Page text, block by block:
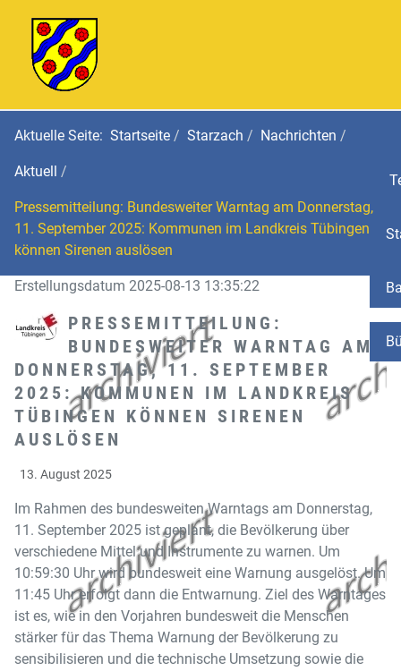
Aktuelle Seite: Startseite Starzach Nachrichten
Aktuell
Pressemitteilung: Bundesweiter Warntag am Donnerstag,
11. September 2025: Kommunen im Landkreis Tübingen
können Sirenen auslösen
Erstellungsdatum 2025-08-13 13:35:22
PRESSEMITTEILUNG:
BUNDESWEITER WARNTAG AM
DONNERSTAG, 11. SEPTEMBER
2025: KOMMUNEN IM LANDKREIS
TÜBINGEN KÖNNEN SIRENEN
AUSLÖSEN
13. August 2025
Im Rahmen des bundesweiten Warntags am Donnerstag,
11. September 2025 ist geplant, die Bevölkerung über
verschiedene Mittel und Instrumente zu warnen. Um
10:59:30 Uhr wird bundesweit eine Warnung ausgelöst. Um
11:45 Uhr erfolgt dann die Entwarnung. Ziel des Warntages
ist es, wie in den Vorjahren bundesweit die Menschen
stärker für das Thema Warnung der Bevölkerung zu
sensibilisieren und die technische Umsetzung sowie die